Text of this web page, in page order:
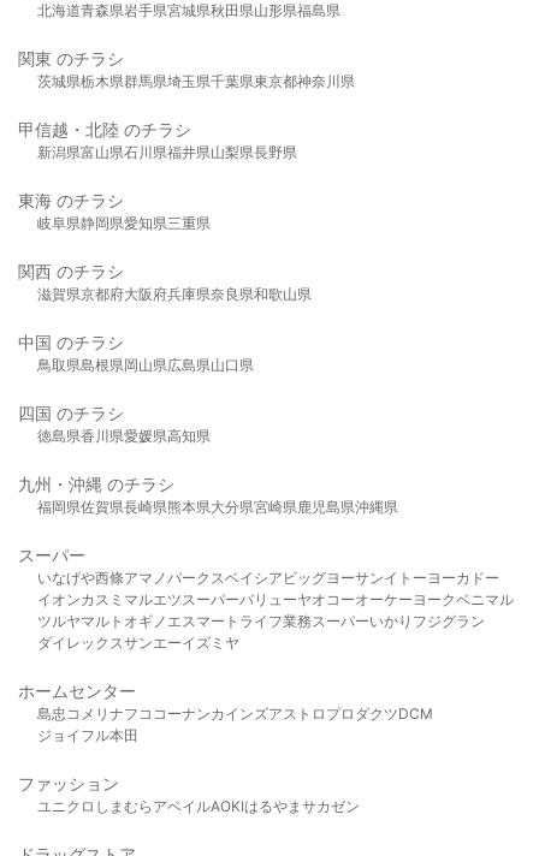
北海道青森県岩手県宮城県秋田県山形県福島県
関東 のチラシ
茨城県栃木県群馬県埼玉県千葉県東京都神奈川県
甲信越・北陸 のチラシ
新潟県富山県石川県福井県山梨県長野県
東海 のチラシ
岐阜県静岡県愛知県三重県
関西 のチラシ
滋賀県京都府大阪府兵庫県奈良県和歌山県
中国 のチラシ
鳥取県島根県岡山県広島県山口県
四国 のチラシ
徳島県香川県愛媛県高知県
九州・沖縄 のチラシ
福岡県佐賀県長崎県熊本県大分県宮崎県鹿児島県沖縄県
スーパー
いなげや西條アマノパークスベイシア ビッグヨーサンイトーヨーカドー
イオンカスミ マルエツスーパーバリューヤオコーオーケー ヨークベニマル
ツルヤマルト オギノ エスマート ライフ業務スーパーいかり フジグラン
ダイレックスサンエーイズミヤ
ホームセンター
島忠 コメリ ナフコ コーナンカインズアストロプロダクツDCM
ジョイフル本田
ファッション
ユニクロ しまむら アベイルAOKIはるやま サカゼン